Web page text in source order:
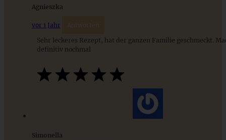
Aromatische Bärlauch-Lachs-Quiche – einfaches
Frühlingsrezept
Agnieszka
vor 1 Jahr Antworten
Sehr leckeres Rezept, hat der ganzen Familie geschmeckt.
definitiv nochmal
Simonella